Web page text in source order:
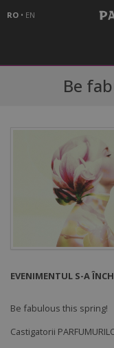
RO • EN
Be
EVENIMENTUL S-A
Be fabulous this spring!
Castigatorii